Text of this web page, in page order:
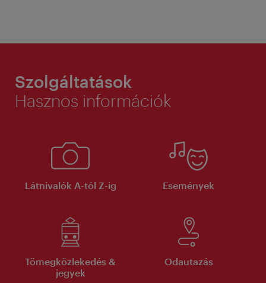
Szolgáltatások
Hasznos információk
Látnivalók A-tól Z-ig Események
Tömegközlekedés &
jegyek
Odautazás